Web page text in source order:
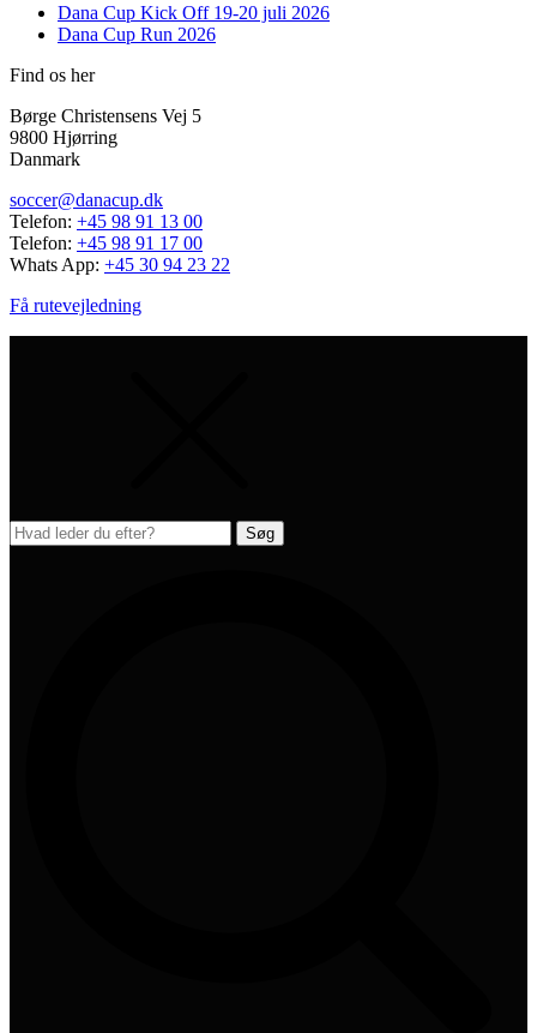
Dana Cup Kick Off 19-20 juli 2026
Dana Cup Run 2026
Find os her
Børge Christensens Vej 5
9800 Hjørring
Danmark
soccer@danacup.dk
Telefon: +45 98 91 13 00
Telefon: +45 98 91 17 00
Whats App: +45 30 94 23 22
Få rutevejledning